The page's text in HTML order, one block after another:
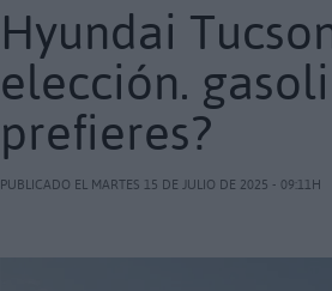
Hyundai
elección.
prefieres?
PUBLICADO EL MARTES 15 DE JULIO DE 2025 - 09:11H